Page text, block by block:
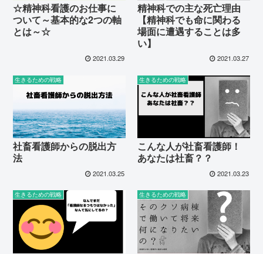
☆精神科看護のお仕事に
ついて～基本的な2つの軸
とは～☆
2021.03.29
精神科での主な死亡理由
【精神科でも命に関わる
場面に遭遇することは多
い】
2021.03.27
生きるための戦略
社畜看護師からの脱出方
法
2021.03.25
生きるための戦略
こんな人が社畜看護師！
あなたは社畜？？
2021.03.23
生きるための戦略 生きるための戦略